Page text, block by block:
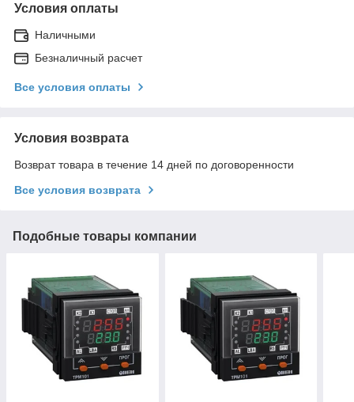
Условия оплаты
Наличными
Безналичный расчет
Все условия оплаты
Условия возврата
Возврат товара в течение 14 дней по договоренности
Все условия возврата
Подобные товары компании